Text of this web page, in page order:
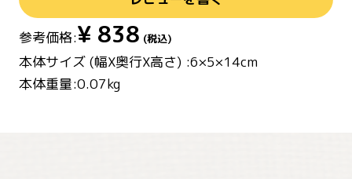
参考価格:¥ 838 (税込)
本体サイズ (幅X奥行X高さ) :6×5×14cm
本体重量:0.07kg